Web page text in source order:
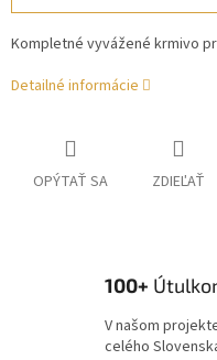
Kompletné vyvážené krmivo
Detailné informácie
OPÝTAŤ SA ZDIEĽAŤ
100+
V našom
celého